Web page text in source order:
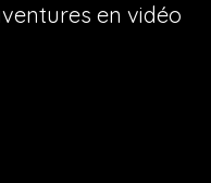
en vidéo